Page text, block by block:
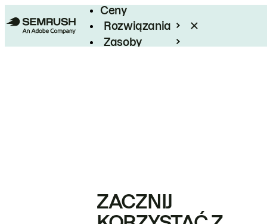
Ceny
Rozwiązania
Zasoby
ZACZNIJ